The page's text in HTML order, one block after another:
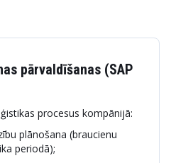
pārvaldīšanas (SAP
procesus kompānijā:
plānošana (braucienu
periodā);